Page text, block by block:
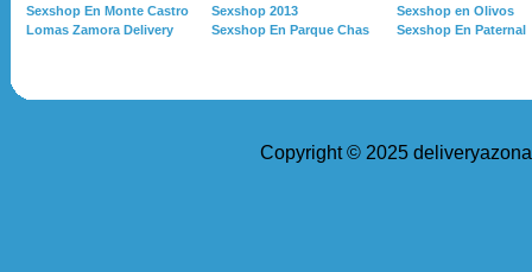
Sexshop En Monte Castro
Sexshop 2013
Sexshop en Olivos
Lomas Zamora Delivery
Sexshop En Parque Chas Sexshop En Paternal
Copyright © 2025